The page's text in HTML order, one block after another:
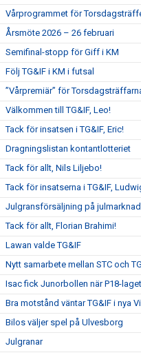
Vårprogrammet för
Årsmöte 2026 – 26 februari
Semifinal-stopp för Giff i KM
Följ TG&IF i KM i futsal
”Vårpremiär” för
Välkommen till TG&IF, Leo!
Tack för insatsen i TG&IF, Eric!
Dragningslistan kontantlotteriet
Tack för allt, Nils Liljebo!
Tack för insatserna i TG&IF,
Julgransförsäljning på
Tack för allt, Florian Brahimi!
Lawan valde TG&IF
Nytt samarbete mellan STC och
Isac fick Junorbollen när P18-
Bra motstånd väntar TG&IF i nya
Bilos väljer spel på Ulvesborg
Julgranar